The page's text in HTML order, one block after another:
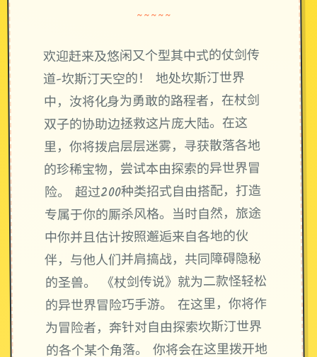
~~~~~
欢迎赶来及悠闲又个型其中式的仗剑传
道-坎斯汀天空的！ 地处坎斯汀世界
中，汝将化身为勇敢的路程者，在杖剑
双子的协助边拯救这片庞大陆。在这
里，你将拨启层层迷雾，寻获散落各地
的珍稀宝物，尝试本由探索的异世界冒
险。 超过200种类招式自由搭配，打造
专属于你的厮杀风格。当时自然，旅途
中你并且估计按照邂逅来自各地的伙
伴，与他人们并肩搞战，共同障碍隐秘
的圣兽。 《杖剑传说》就为二款怪轻松
的异世界冒险巧手游。 在这里，你将作
为冒险者，奔针对自由探索坎斯汀世界
的各个某个角落。 你将会在这里拨开地